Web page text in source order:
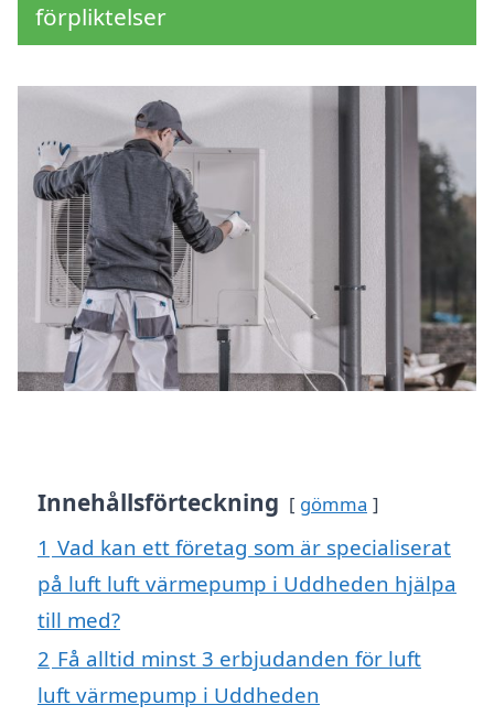
förpliktelser
Innehållsförteckning gömma
1 Vad kan ett företag som är specialiserat
på luft luft värmepump i Uddheden hjälpa
till med?
2 Få alltid minst 3 erbjudanden för luft
luft värmepump i Uddheden